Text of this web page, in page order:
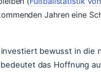
Jahren eine
bewusst in die
das Hoffnung